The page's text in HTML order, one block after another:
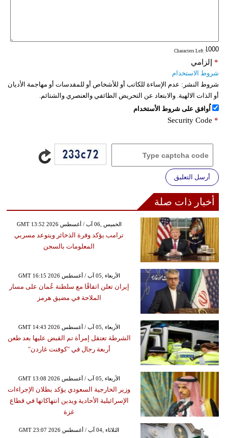
: Characters Left
إلزامي *
شروط الاستخدام
شروط النشر: عدم الإساءة للكاتب أو للأشخاص أو للمقدسات أو مهاجمة الأديان
أو الذات الالهية. والابتعاد عن التحريض الطائفي والعنصري والشتائم.
اُوافق على شروط الأستخدام
Security Code *
أرسل التعليق
أخبار ذات صلة
GMT 13:52 2026 الخميس ,06 آب / أغسطس
ترامب يؤكد وفرة الذخائر ويتوعد مسربي
المعلومات بالسجن
GMT 16:15 2026 الأربعاء ,05 آب / أغسطس
إيران تعلن اتفاقًا مع سلطنة عُمان على مسار
الملاحة في مضيق هرمز
GMT 14:43 2026 الأربعاء ,05 آب / أغسطس
الشرطة تعتقل إمرأة تم القبض عليها بعد طعن
أربعة رجال في "كوفنت غاردن"
GMT 13:08 2026 الأربعاء ,05 آب / أغسطس
وزير الخارجية السعودي يؤكد بطلان الإجراءات
الإسرائيلية الأحادية ويدين انتهاكاتها في قطاع
غزة
GMT 23:07 2026 الثلاثاء ,04 آب / أغسطس